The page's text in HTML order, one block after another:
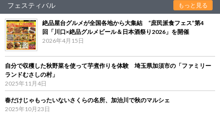
フェスティバル もっと見る
絶品屋台グルメが全国各地から大集結 “庶民派食フェス”第4
回「川口×絶品グルメビール＆日本酒祭り2026」を開催
2026年4月15日
自分で収穫した秋野菜を使って芋煮作りを体験 埼玉県加須市の「ファミリー
ランドむさしの村」
2025年11月4日
春だけじゃもったいないさくらの名所、加治川で秋のマルシェ
2025年10月23日